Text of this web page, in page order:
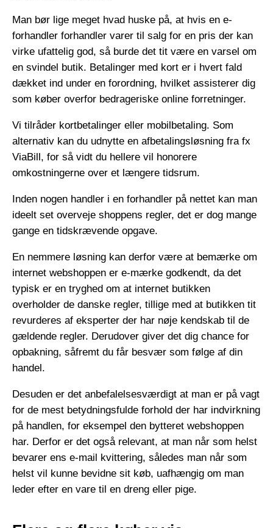
Man bør lige meget hvad huske på, at hvis en e-
forhandler forhandler varer til salg for en pris der kan
virke ufattelig god, så burde det tit være en varsel om
en svindel butik. Betalinger med kort er i hvert fald
dækket ind under en forordning, hvilket assisterer dig
som køber overfor bedrageriske online forretninger.
Vi tilråder kortbetalinger eller mobilbetaling. Som
alternativ kan du udnytte en afbetalingsløsning fra fx
ViaBill, for så vidt du hellere vil honorere
omkostningerne over et længere tidsrum.
Inden nogen handler i en forhandler på nettet kan man
ideelt set overveje shoppens regler, det er dog mange
gange en tidskrævende opgave.
En nemmere løsning kan derfor være at bemærke om
internet webshoppen er e-mærke godkendt, da det
typisk er en tryghed om at internet butikken
overholder de danske regler, tillige med at butikken tit
revurderes af eksperter der har nøje kendskab til de
gældende regler. Derudover giver det dig chance for
opbakning, såfremt du får besvær som følge af din
handel.
Desuden er det anbefalelsesværdigt at man er på vagt
for de mest betydningsfulde forhold der har indvirkning
på handlen, for eksempel den bytteret webshoppen
har. Derfor er det også relevant, at man når som helst
bevarer ens e-mail kvittering, således man når som
helst vil kunne bevidne sit køb, uafhængig om man
leder efter en vare til en dreng eller pige.